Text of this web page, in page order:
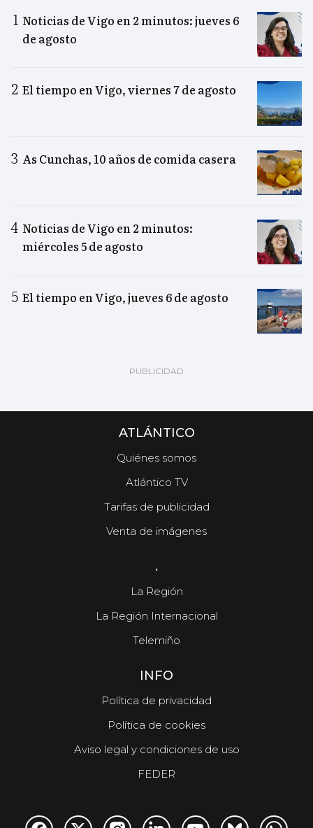
Noticias de Vigo en 2 minutos: jueves 6
de agosto
El tiempo en Vigo, viernes 7 de agosto
As Cunchas, 10 años de comida casera
Noticias de Vigo en 2 minutos:
miércoles 5 de agosto
El tiempo en Vigo, jueves 6 de agosto
ATLÁNTICO
Quiénes somos
Atlántico TV
Tarifas de publicidad
Venta de imágenes
.
La Región
La Región Internacional
Telemiño
INFO
Política de privacidad
Política de cookies
Aviso legal y condiciones de uso
FEDER